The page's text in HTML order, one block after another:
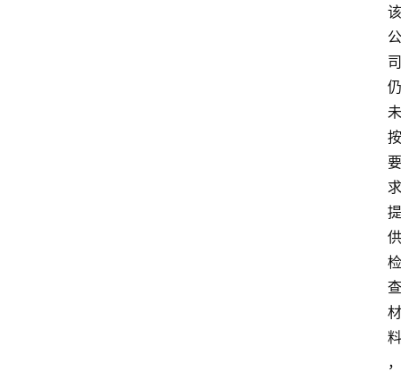
该
公
司
仍
未
按
要
求
提
供
检
查
材
料
，